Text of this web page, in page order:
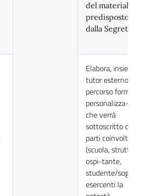
del materiale
predisposto
dalla
Elabora, insieme
tutor esterno, il
percorso
personalizza-to
che verrà
sottoscritto dalle
parti coinvolte
(scuola, struttura
ospi-tante,
studente/
esercenti la